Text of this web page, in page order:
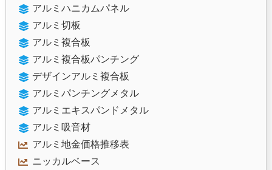
アルミハニカムパネル
アルミ切板
アルミ複合板
アルミ複合板パンチング
デザインアルミ複合板
アルミパンチングメタル
アルミエキスパンドメタル
アルミ吸音材
アルミ地金価格推移表
ニッカルベース